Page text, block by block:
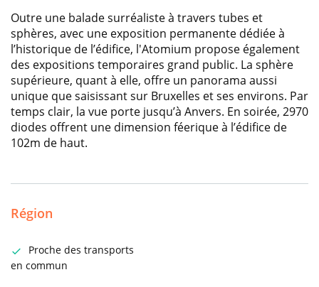
Outre une balade surréaliste à travers tubes et
sphères, avec une exposition permanente dédiée à
l’historique de l’édifice, l'Atomium propose également
des expositions temporaires grand public. La sphère
supérieure, quant à elle, offre un panorama aussi
unique que saisissant sur Bruxelles et ses environs. Par
temps clair, la vue porte jusqu’à Anvers. En soirée, 2970
diodes offrent une dimension féerique à l’édifice de
102m de haut.
Région
Proche des transports
en commun